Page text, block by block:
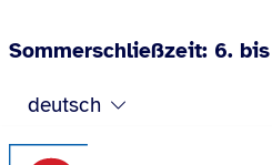
Zum Inhalt springen
Sommerschließzeit: 6.
deutsch